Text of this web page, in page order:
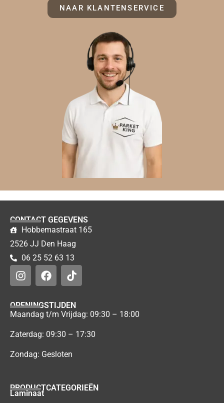
NAAR KLANTENSERVICE
CONTACT GEGEVENS
Hobbemastraat 165
2526 JJ Den Haag
06 25 52 63 13
OPENINGSTIJDEN
Maandag t/m Vrijdag: 09:30 – 18:00
Zaterdag: 09:30 – 17:30
Zondag: Gesloten
PRODUCTCATEGORIEËN
Laminaat